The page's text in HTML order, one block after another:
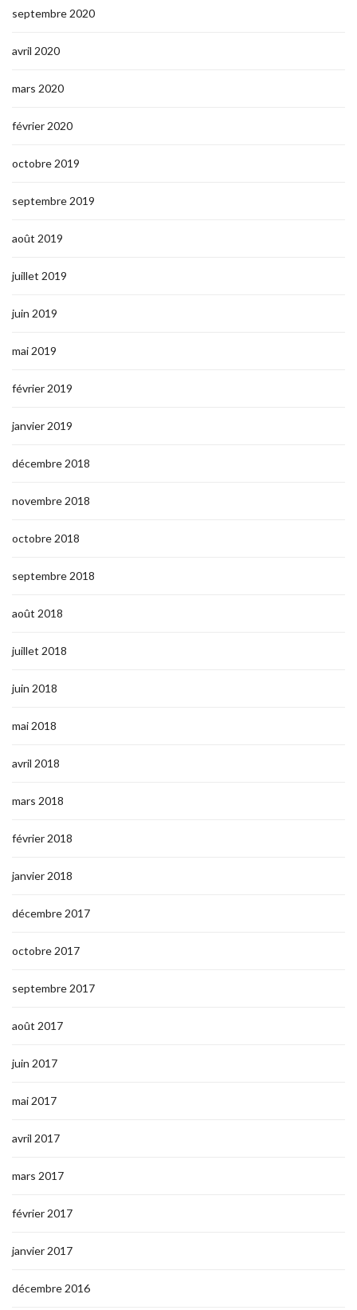
septembre 2020
avril 2020
mars 2020
février 2020
octobre 2019
septembre 2019
août 2019
juillet 2019
juin 2019
mai 2019
février 2019
janvier 2019
décembre 2018
novembre 2018
octobre 2018
septembre 2018
août 2018
juillet 2018
juin 2018
mai 2018
avril 2018
mars 2018
février 2018
janvier 2018
décembre 2017
octobre 2017
septembre 2017
août 2017
juin 2017
mai 2017
avril 2017
mars 2017
février 2017
janvier 2017
décembre 2016